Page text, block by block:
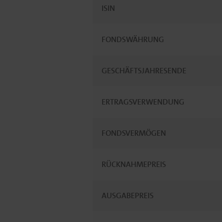
ISIN
FONDSWÄHRUNG
GESCHÄFTSJAHRESENDE
ERTRAGSVERWENDUNG
FONDSVERMÖGEN
RÜCKNAHMEPREIS
AUSGABEPREIS